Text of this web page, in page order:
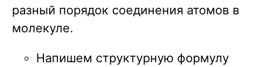
разный порядок соединения атомов в
молекуле.
Напишем структурную формулу